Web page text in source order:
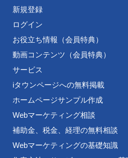
新規登録
ログイン
お役立ち情報（会員特典）
動画コンテンツ（会員特典）
サービス
iタウンページへの無料掲載
ホームページサンプル作成
Webマーケティング相談
補助金、税金、経理の無料相談
Webマーケティングの基礎知識